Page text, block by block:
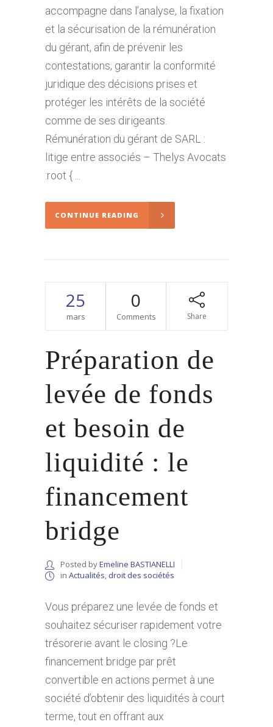
accompagne dans l’analyse, la fixation
et la sécurisation de la rémunération
du gérant, afin de prévenir les
contestations, garantir la conformité
juridique des décisions prises et
protéger les intérêts de la société
comme de ses dirigeants.
Rémunération du gérant de SARL :
litige entre associés – Thelys Avocats
:root { ...
CONTINUE READING
25
mars
0
Comments Share
Préparation de
levée de fonds
et besoin de
liquidité : le
financement
bridge
Posted byEmeline BASTIANELLI
in Actualités droit des sociétés
Vous préparez une levée de fonds et
souhaitez sécuriser rapidement votre
trésorerie avant le closing ?Le
financement bridge par prêt
convertible en actions permet à une
société d’obtenir des liquidités à court
terme, tout en offrant aux